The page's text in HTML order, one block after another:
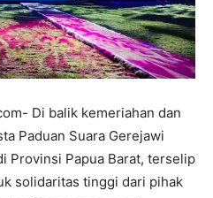
Di balik kemeriahan dan
Paduan Suara Gerejawi
Provinsi Papua Barat, terselip
solidaritas tinggi dari pihak